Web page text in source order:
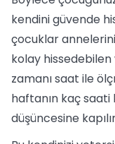
kendini güvende
çocuklar
kolay hissedebilen
zamanı saat ile
haftanın kaç saati
düşüncesine